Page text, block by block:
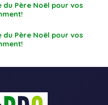
Père Noël pour vos
Père Noël pour vos